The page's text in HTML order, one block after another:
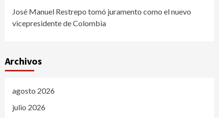
José Manuel Restrepo tomó juramento como el nuevo
vicepresidente de Colombia
Archivos
agosto 2026
julio 2026